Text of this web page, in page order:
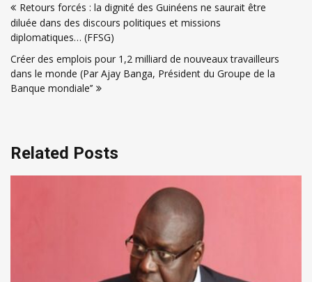
de
l’article
Retours forcés : la dignité des Guinéens ne saurait être
diluée dans des discours politiques et missions
diplomatiques… (FFSG)
Créer des emplois pour 1,2 milliard de nouveaux travailleurs
dans le monde (Par Ajay Banga, Président du Groupe de la
Banque mondiale’’
Related Posts